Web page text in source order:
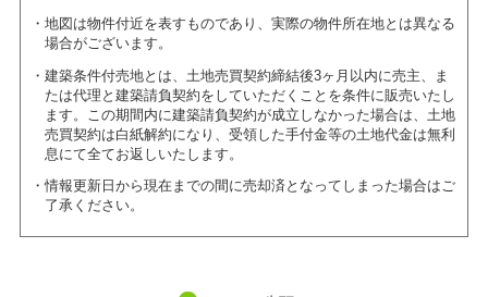
地図は物件付近を表すものであり、実際の物件所在地とは異なる
場合がございます。
建築条件付売地とは、土地売買契約締結後3ヶ月以内に売主、ま
たは代理と建築請負契約をしていただくことを条件に販売いたし
ます。この期間内に建築請負契約が成立しなかった場合は、土地
売買契約は白紙解約になり、受領した手付金等の土地代金は無利
息にて全てお返しいたします。
情報更新日から現在までの間に売却済となってしまった場合はご
了承ください。